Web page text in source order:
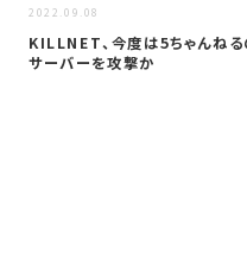
2022.09.08
KILLNET、今度は5ちゃんねる
サーバーを攻撃か